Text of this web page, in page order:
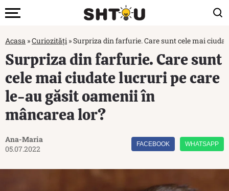
Acasa »Curiozități »Surpriza din farfurie. Care sunt cele mai
Surpriza din farfurie. Care sunt
cele mai ciudate lucruri pe care
le-au găsit oamenii în
mâncarea lor?
Ana-Maria
05.07.2022
FACEBOOK WHATSAPP